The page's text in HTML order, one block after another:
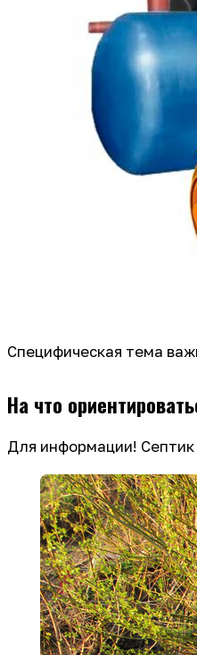
Специфическая тема
На что
Для информации! Септик